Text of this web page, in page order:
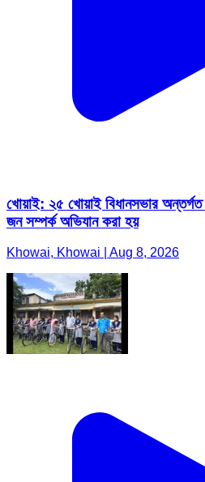
খোয়াই: ২৫ খোয়াই বিধানসভার অন্তর্গত
জন সম্পর্ক অভিযান করা হয়
Khowai, Khowai | Aug 8, 2026